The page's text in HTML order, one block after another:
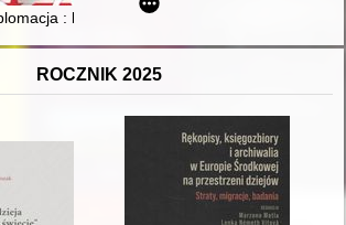
: bezpośrednie kontakty polsko-arabskie
ROCZNIK 2025